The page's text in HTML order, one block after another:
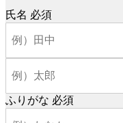
氏名 必須
ふりがな 必須